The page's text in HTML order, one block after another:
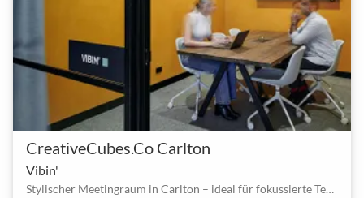
CreativeCubes.Co Carlton
Vibin'
Stylischer Meetingraum in Carlton – ideal für fokussierte Teams bis 8